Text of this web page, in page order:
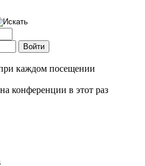
каждом посещении
конференции в этот раз